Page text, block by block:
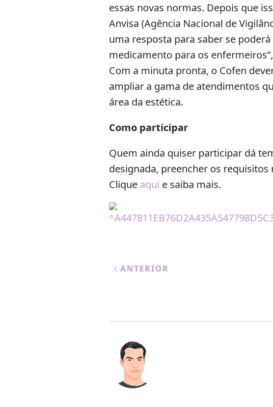
essas novas normas. Depois que
Anvisa (Agência Nacional de
uma resposta para saber se
medicamento para os
Com a minuta pronta, o Cofen
ampliar a gama de atendimentos
área da estética.
Como participar
Quem ainda quiser participar dá
designada, preencher os
Clique aqui e saiba mais.
ANTERIOR